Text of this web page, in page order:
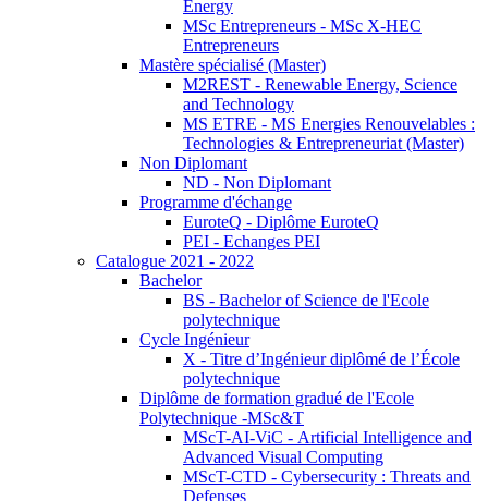
Energy
MSc Entrepreneurs - MSc X-HEC
Entrepreneurs
Mastère spécialisé (Master)
M2REST - Renewable Energy, Science
and Technology
MS ETRE - MS Energies Renouvelables :
Technologies & Entrepreneuriat (Master)
Non Diplomant
ND - Non Diplomant
Programme d'échange
EuroteQ - Diplôme EuroteQ
PEI - Echanges PEI
Catalogue 2021 - 2022
Bachelor
BS - Bachelor of Science de l'Ecole
polytechnique
Cycle Ingénieur
X - Titre d’Ingénieur diplômé de l’École
polytechnique
Diplôme de formation gradué de l'Ecole
Polytechnique -MSc&T
MScT-AI-ViC - Artificial Intelligence and
Advanced Visual Computing
MScT-CTD - Cybersecurity : Threats and
Defenses